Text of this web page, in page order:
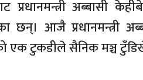
प्रधानमन्त्री अब्बासी
छन्। आजै प्रधानमन्त्री
एक टुकडीले सैनिक मञ्च